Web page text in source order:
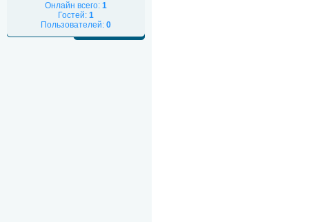
Онлайн всего: 1
Гостей: 1
Пользователей: 0